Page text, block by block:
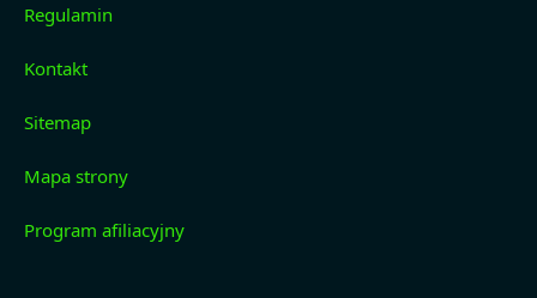
Regulamin
Kontakt
Sitemap
Mapa strony
Program afiliacyjny